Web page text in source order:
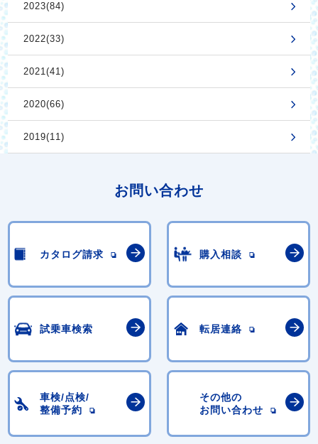
2023(84)
2022(33)
2021(41)
2020(66)
2019(11)
お問い合わせ
カタログ請求 購入相談
試乗車検索 転居連絡
車検/点検/
整備予約
その他の
お問い合わせ